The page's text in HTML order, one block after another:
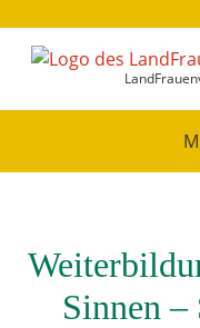
Sinnen –